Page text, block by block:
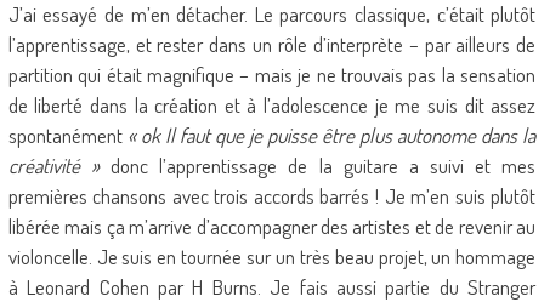
J’ai essayé de m’en détacher. Le parcours classique, c’était plutôt
l’apprentissage, et rester dans un rôle d’interprète – par ailleurs de
partition qui était magnifique – mais je ne trouvais pas la sensation
de liberté dans la création et à l’adolescence je me suis dit assez
spontanément « ok Il faut que je puisse être plus autonome dans la
créativité »donc l’apprentissage de la guitare a suivi et mes
premières chansons avec trois accords barrés ! Je m’en suis plutôt
libérée mais ça m’arrive d’accompagner des artistes et de revenir au
violoncelle. Je suis en tournée sur un très beau projet, un hommage
à Leonard Cohen par H Burns. Je fais aussi partie du Stranger